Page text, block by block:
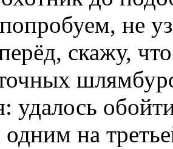
не
скажу,
удалось
одним на